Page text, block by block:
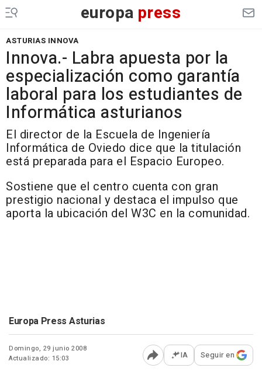
europa press
ASTURIAS INNOVA
Innova.- Labra apuesta por la
especialización como garantía
laboral para los estudiantes de
Informática asturianos
El director de la Escuela de Ingeniería
Informática de Oviedo dice que la titulación
está preparada para el Espacio Europeo.
Sostiene que el centro cuenta con gran
prestigio nacional y destaca el impulso que
aporta la ubicación del W3C en la comunidad.
Europa Press Asturias
Domingo, 29 junio 2008
Actualizado: 15:03
Abrir opciones para
IA Seguir en